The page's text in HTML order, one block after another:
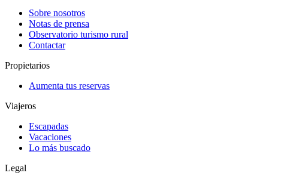
Sobre nosotros
Notas de prensa
Observatorio turismo rural
Contactar
Propietarios
Aumenta tus reservas
Viajeros
Escapadas
Vacaciones
Lo más buscado
Legal